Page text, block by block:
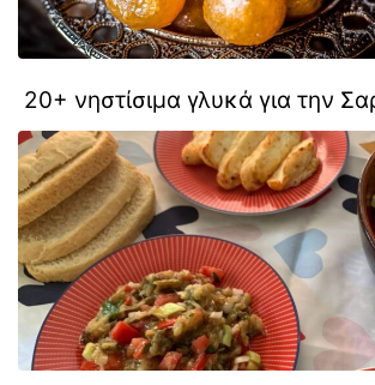
20+ νηστίσιμα γλυκά για την